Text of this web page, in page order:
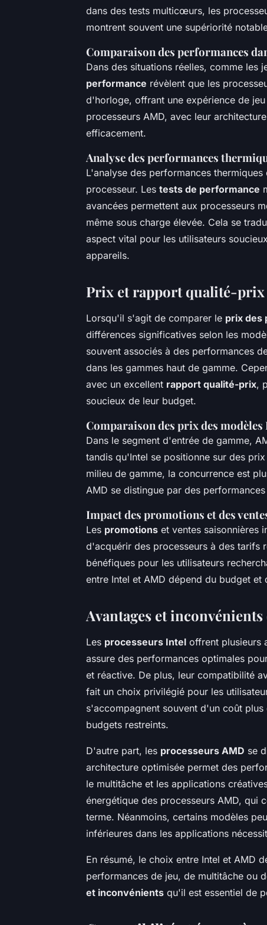
dans des tests multicœurs, les
montrent souvent une supériorité
Comparaison des performances
Dans des situations réelles, comme les
performance révèlent que les
d'horloge, offrant une expérience de
processeurs AMD, avec leur
efficacement.
Analyse des performances
L'analyse des performances
processeur. Les tests de performance
avancées permettent aux processeurs
même sous charge élevée. Cela se
aspect vital pour les utilisateurs
appareils.
Prix et rapport qualité-prix
Lorsqu'il s'agit de comparer le prix des
différences significatives selon les
souvent associés à des performances
dans les gammes haut de gamme.
avec un excellent rapport qualité-prix,
soucieux de leur budget.
Comparaison des prix des modèles
Dans le segment d'entrée de gamme,
tandis qu'Intel se positionne sur des
milieu de gamme, la concurrence est
AMD se distingue par des
Impact des promotions et des
Les promotions et ventes saisonnières
d'acquérir des processeurs à des tarifs
bénéfiques pour les utilisateurs
entre Intel et AMD dépend du budget
Avantages et
Les processeurs Intel offrent plusieurs
assure des performances optimales
et réactive. De plus, leur compatibilité
fait un choix privilégié pour les
s'accompagnent souvent d'un coût
budgets restreints.
D'autre part, les processeurs AMD se
architecture optimisée permet des
le multitâche et les applications
énergétique des processeurs AMD, qui
terme. Néanmoins, certains modèles
inférieures dans les applications
En résumé, le choix entre Intel et AMD
performances de jeu, de multitâche ou
et inconvénients qu'il est essentiel de